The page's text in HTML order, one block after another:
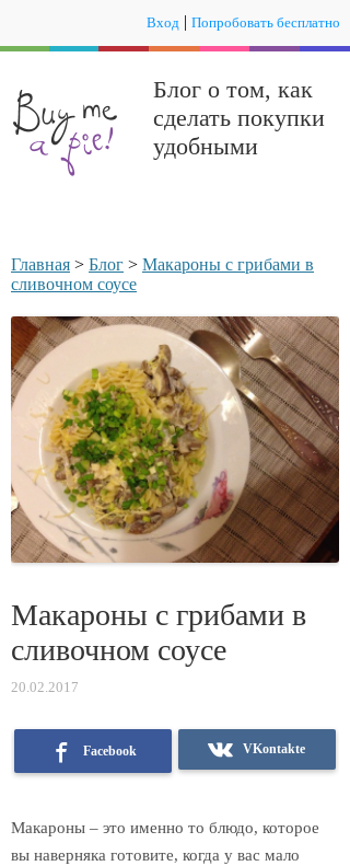
Вход | Попробовать бесплатно
Блог о том, как
сделать покупки
удобными
Главная > Блог > Макароны с грибами в
сливочном соусе
Макароны с грибами в
сливочном соусе
20.02.2017
Facebook VKontakte
Макароны – это именно то блюдо, которое
вы наверняка готовите, когда у вас мало